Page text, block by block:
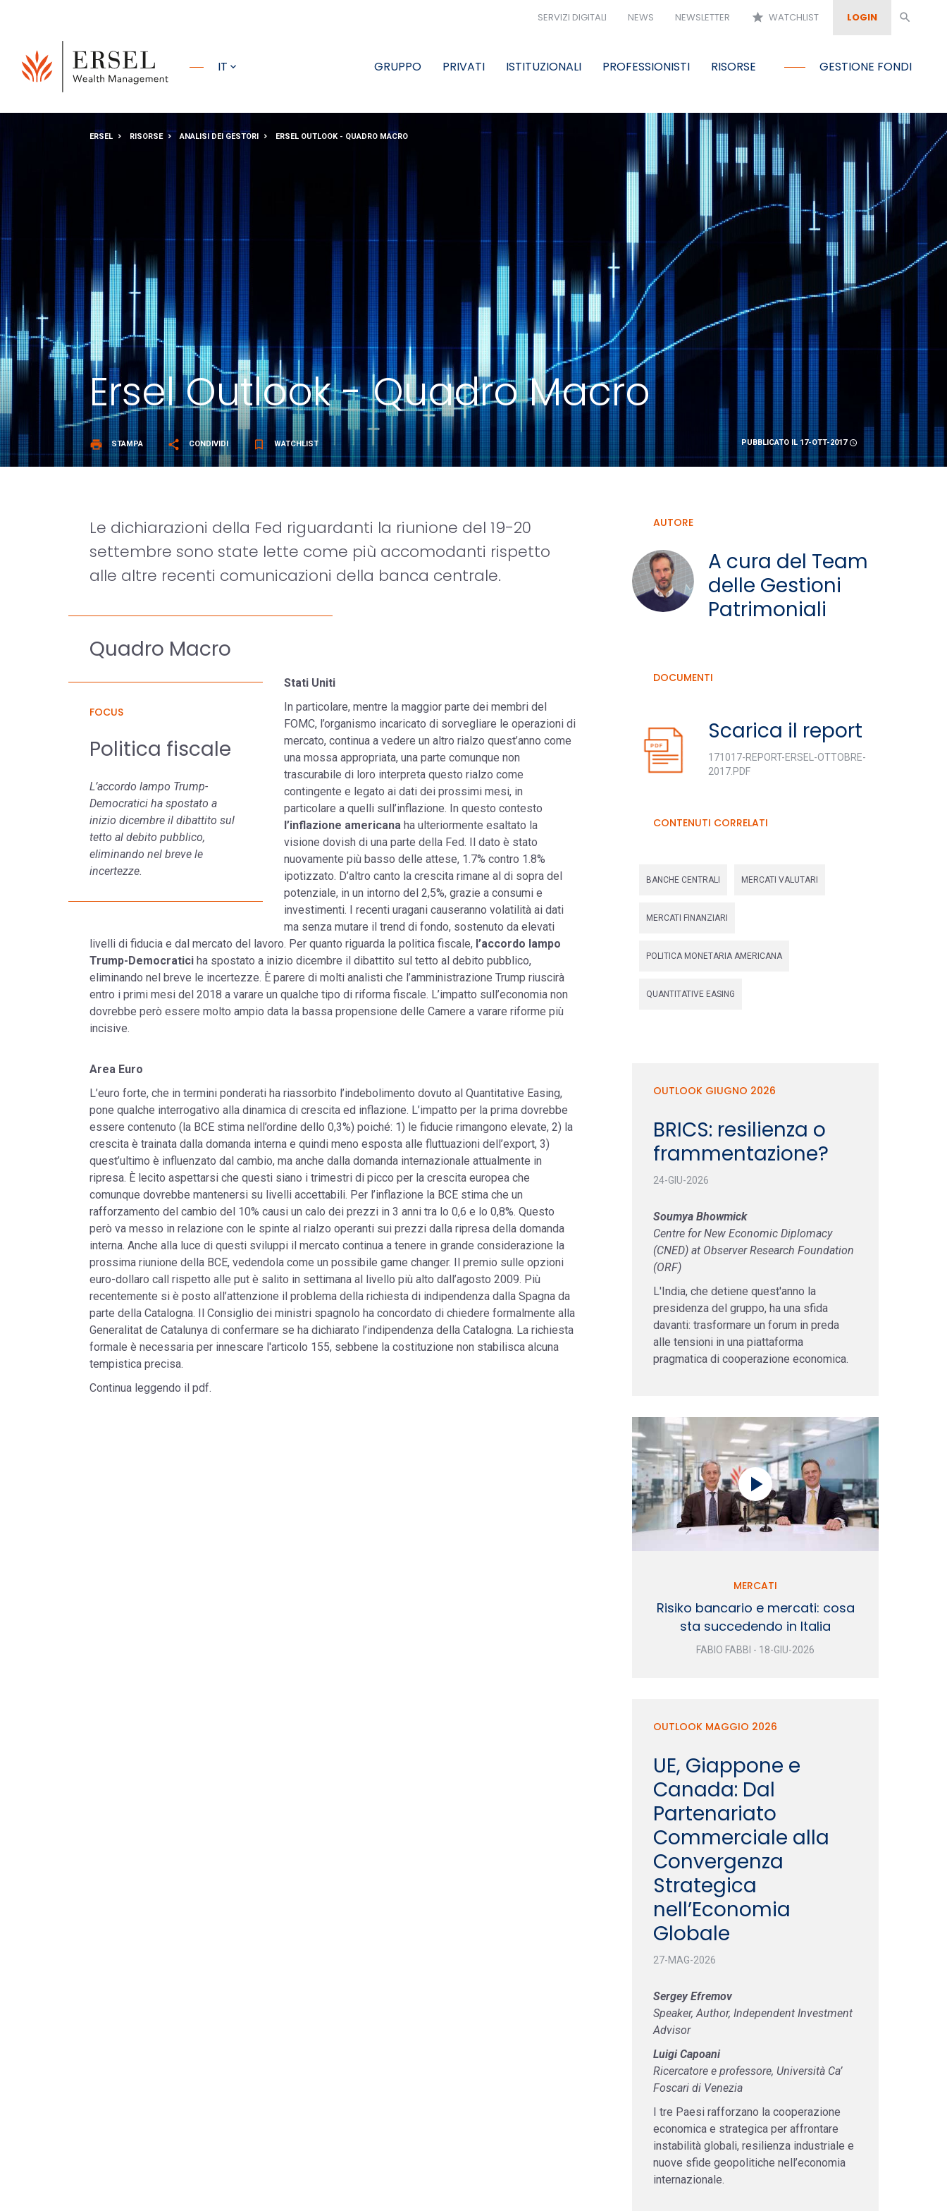
SERVIZI DIGITALI NEWS NEWSLETTER star WATCHLIST LOGIN search
IT GRUPPO PRIVATI ISTITUZIONALI PROFESSIONISTI RISORSE GESTIONE FONDI
ERSEL RISORSE ANALISI DEI GESTORI ERSEL OUTLOOK - QUADRO MACRO
Ersel Outlook - Quadro Macro
print STAMPA share CONDIVIDI bookmark_border WATCHLIST PUBBLICATO IL 17-OTT-2017 schedule
Le dichiarazioni della Fed riguardanti la riunione del 19-20
settembre sono state lette come più accomodanti rispetto
alle altre recenti comunicazioni della banca centrale.
Quadro Macro
FOCUS
Politica fiscale
L’accordo lampo Trump-
Democratici ha spostato a
inizio dicembre il dibattito sul
tetto al debito pubblico,
eliminando nel breve le
incertezze.
Stati Uniti
In particolare, mentre la maggior parte dei membri del
FOMC, l’organismo incaricato di sorvegliare le operazioni di
mercato, continua a vedere un altro rialzo quest’anno come
una mossa appropriata, una parte comunque non
trascurabile di loro interpreta questo rialzo come
contingente e legato ai dati dei prossimi mesi, in
particolare a quelli sull’inflazione. In questo contesto
l’inflazione americana ha ulteriormente esaltato la
visione dovish di una parte della Fed. Il dato è stato
nuovamente più basso delle attese, 1.7% contro 1.8%
ipotizzato. D’altro canto la crescita rimane al di sopra del
potenziale, in un intorno del 2,5%, grazie a consumi e
investimenti. I recenti uragani causeranno volatilità ai dati
ma senza mutare il trend di fondo, sostenuto da elevati
livelli di fiducia e dal mercato del lavoro. Per quanto riguarda la politica fiscale, l’accordo lampo
Trump-Democratici ha spostato a inizio dicembre il dibattito sul tetto al debito pubblico,
eliminando nel breve le incertezze. È parere di molti analisti che l’amministrazione Trump riuscirà
entro i primi mesi del 2018 a varare un qualche tipo di riforma fiscale. L’impatto sull’economia non
dovrebbe però essere molto ampio data la bassa propensione delle Camere a varare riforme più
incisive.
Area Euro
L’euro forte, che in termini ponderati ha riassorbito l’indebolimento dovuto al Quantitative Easing,
pone qualche interrogativo alla dinamica di crescita ed inflazione. L’impatto per la prima dovrebbe
essere contenuto (la BCE stima nell’ordine dello 0,3%) poiché: 1) le fiducie rimangono elevate, 2) la
crescita è trainata dalla domanda interna e quindi meno esposta alle fluttuazioni dell’export, 3)
quest’ultimo è influenzato dal cambio, ma anche dalla domanda internazionale attualmente in
ripresa. È lecito aspettarsi che questi siano i trimestri di picco per la crescita europea che
comunque dovrebbe mantenersi su livelli accettabili. Per l’inflazione la BCE stima che un
rafforzamento del cambio del 10% causi un calo dei prezzi in 3 anni tra lo 0,6 e lo 0,8%. Questo
però va messo in relazione con le spinte al rialzo operanti sui prezzi dalla ripresa della domanda
interna. Anche alla luce di questi sviluppi il mercato continua a tenere in grande considerazione la
prossima riunione della BCE, vedendola come un possibile game changer. Il premio sulle opzioni
euro-dollaro call rispetto alle put è salito in settimana al livello più alto dall’agosto 2009. Più
recentemente si è posto all’attenzione il problema della richiesta di indipendenza dalla Spagna da
parte della Catalogna. Il Consiglio dei ministri spagnolo ha concordato di chiedere formalmente alla
Generalitat de Catalunya di confermare se ha dichiarato l’indipendenza della Catalogna. La richiesta
formale è necessaria per innescare l'articolo 155, sebbene la costituzione non stabilisca alcuna
tempistica precisa.
Continua leggendo il pdf.
AUTORE
A cura del Team
delle Gestioni
Patrimoniali
DOCUMENTI
Scarica il report
171017-REPORT-ERSEL-OTTOBRE-
2017.PDF
CONTENUTI CORRELATI
BANCHE CENTRALI MERCATI VALUTARI
MERCATI FINANZIARI
POLITICA MONETARIA AMERICANA
QUANTITATIVE EASING
OUTLOOK GIUGNO 2026
BRICS: resilienza o
frammentazione?
24-GIU-2026
Soumya Bhowmick
Centre for New Economic Diplomacy
(CNED) at Observer Research Foundation
(ORF)
L'India, che detiene quest'anno la
presidenza del gruppo, ha una sfida
davanti: trasformare un forum in preda
alle tensioni in una piattaforma
pragmatica di cooperazione economica.
MERCATI
Risiko bancario e mercati: cosa
sta succedendo in Italia
FABIO FABBI - 18-GIU-2026
OUTLOOK MAGGIO 2026
UE, Giappone e
Canada: Dal
Partenariato
Commerciale alla
Convergenza
Strategica
nell’Economia
Globale
27-MAG-2026
Sergey Efremov
Speaker, Author, Independent Investment
Advisor
Luigi Capoani
Ricercatore e professore, Università Ca’
Foscari di Venezia
I tre Paesi rafforzano la cooperazione
economica e strategica per affrontare
instabilità globali, resilienza industriale e
nuove sfide geopolitiche nell’economia
internazionale.